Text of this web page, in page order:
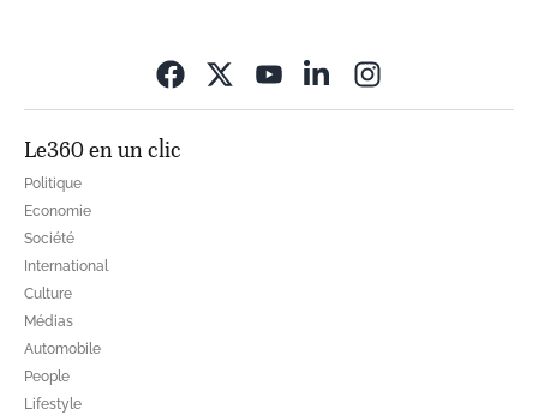
Le360 en un clic
Politique
Economie
Société
International
Culture
Médias
Automobile
People
Lifestyle